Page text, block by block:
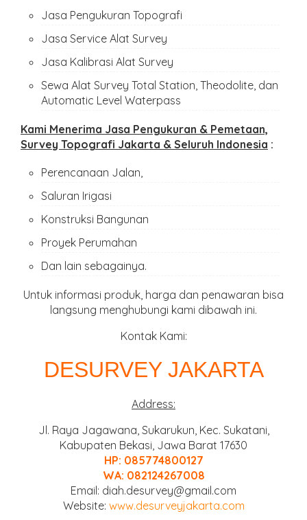
Jasa Pengukuran Topografi
Jasa Service Alat Survey
Jasa Kalibrasi Alat Survey
Sewa Alat Survey Total Station, Theodolite, dan
Automatic Level Waterpass
Kami Menerima Jasa Pengukuran & Pemetaan,
Survey Topografi Jakarta & Seluruh Indonesia :
Perencanaan Jalan,
Saluran Irigasi
Konstruksi Bangunan
Proyek Perumahan
Dan lain sebagainya.
Untuk informasi produk, harga dan penawaran bisa
langsung menghubungi kami dibawah ini.
Kontak Kami:
DESURVEY JAKARTA
Address:
Jl. Raya Jagawana, Sukarukun, Kec. Sukatani,
Kabupaten Bekasi, Jawa Barat 17630
HP: 085774800127
WA: 082124267008
Email: diah.desurvey@gmail.com
Website: www.desurveyjakarta.com